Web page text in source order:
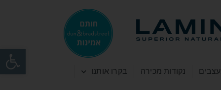
נקודות מכירה בקרו אותנו